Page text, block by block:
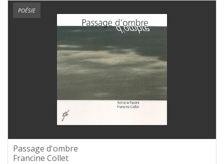
POÉSIE
Passage d'ombre
Francine Collet